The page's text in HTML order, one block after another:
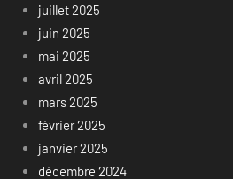
juillet 2025
juin 2025
mai 2025
avril 2025
mars 2025
février 2025
janvier 2025
décembre 2024